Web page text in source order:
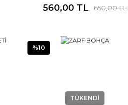
560,00 TL 650,00 TL
%10
TÜKENDİ